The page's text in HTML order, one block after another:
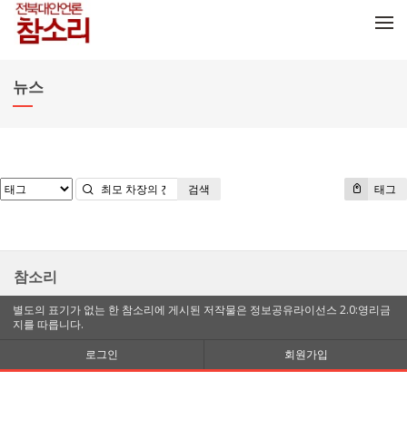
뉴스
태그
검색
참소리
별도의 표기가 없는 한 참소리에 게시된 저작물은 정보공유라이선스 2.0:영리금
지를 따릅니다.
로그인
회원가입